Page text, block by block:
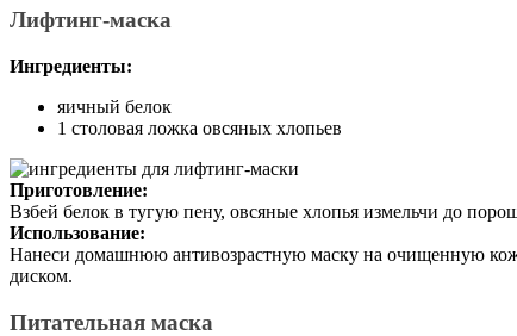
Лифтинг-маска
Ингредиенты:
яичный белок
1 столовая ложка овсяных хлопьев
Приготовление:
Взбей белок в тугую пену, овсяные хлопья измельчи до
Использование:
Нанеси домашнюю антивозрастную маску на очищенную
диском.
Питательная маска